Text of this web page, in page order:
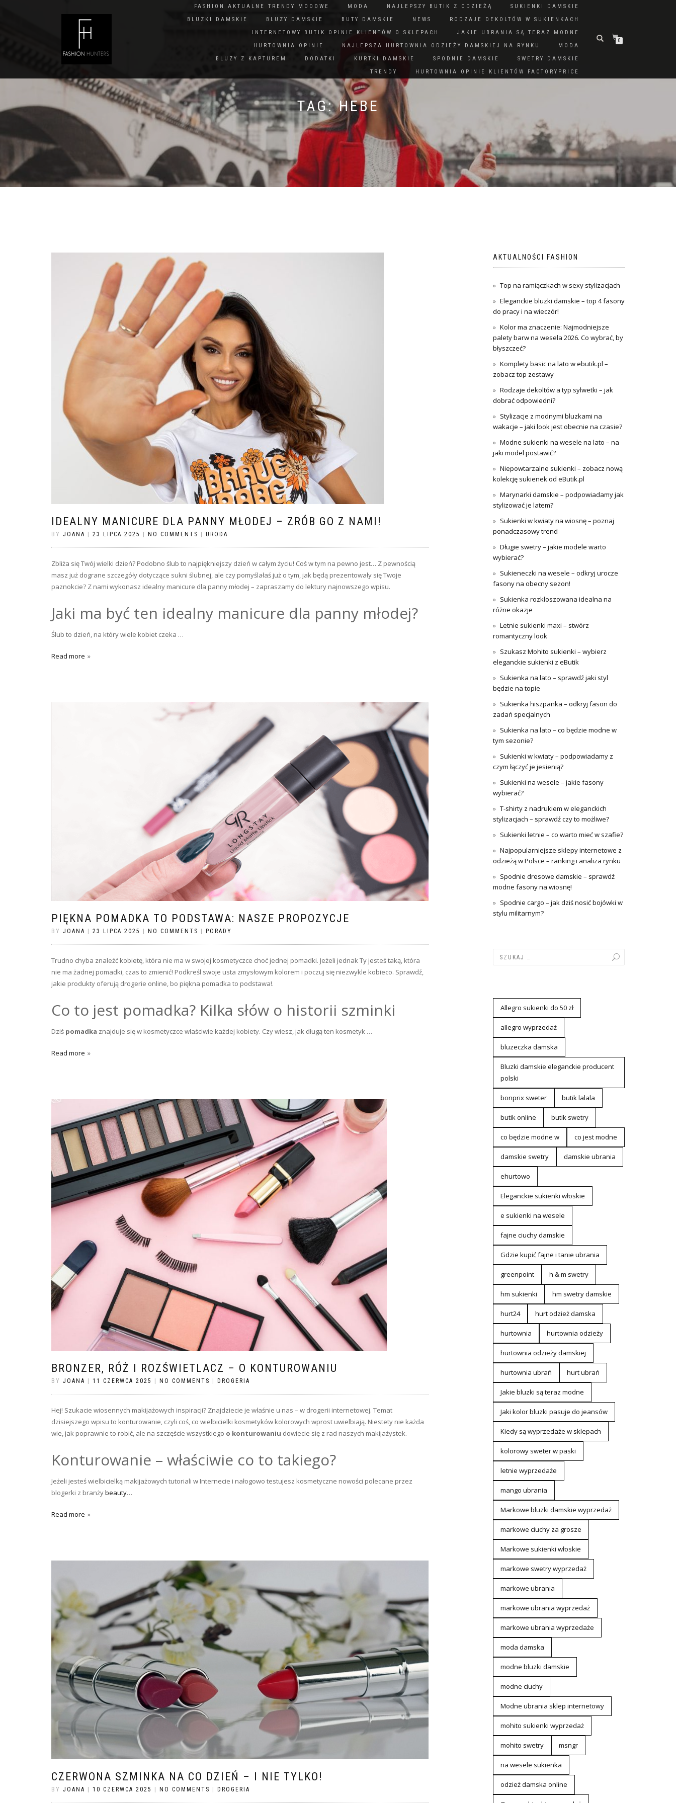
FASHION AKTUALNE TRENDY MODOWE MODA NAJLEPSZY BUTIK Z ODZIEŻĄ
SUKIENKI DAMSKIE
BLUZKI DAMSKIE
BLUZY DAMSKIE BUTY DAMSKIE NEWS
RODZAJE DEKOLTÓW W SUKIENKACH
INTERNETOWY BUTIK OPINIE KLIENTÓW O SKLEPACH
JAKIE UBRANIA SĄ TERAZ MODNE
HURTOWNIA OPINIE
NAJLEPSZA HURTOWNIA ODZIEŻY DAMSKIEJ NA RYNKU
MODA
BLUZY Z KAPTUREM
DODATKI KURTKI DAMSKIE SPODNIE DAMSKIE
SWETRY DAMSKIE
TRENDY
HURTOWNIA OPINIE KLIENTÓW FACTORYPRICE
0
TAG:HEBE
IDEALNY MANICURE DLA PANNY MŁODEJ – ZRÓB GO Z NAMI!
BY JOANA 23 LIPCA 2025 NO COMMENTS URODA
Zbliża się Twój wielki dzień? Podobno ślub to najpiękniejszy dzień w całym życiu! Coś w tym na pewno jest… Z pewnością
masz już dograne szczegóły dotyczące sukni ślubnej, ale czy pomyślałaś już o tym, jak będą prezentowały się Twoje
paznokcie? Z nami wykonasz idealny manicure dla panny młodej – zapraszamy do lektury najnowszego wpisu.
Jaki ma być ten idealny manicure dla panny młodej?
Ślub to dzień, na który wiele kobiet czeka …
Read more
PIĘKNA POMADKA TO PODSTAWA: NASZE PROPOZYCJE
BY JOANA | 23 LIPCA 2025 | NO COMMENTS | PORADY
Trudno chyba znaleźć kobietę, która nie ma w swojej kosmetyczce choć jednej pomadki. Jeżeli jednak Ty jesteś taką, która
nie ma żadnej pomadki, czas to zmienić! Podkreśl swoje usta zmysłowym kolorem i poczuj się niezwykle kobieco. Sprawdź,
jakie produkty oferują drogerie online, bo piękna pomadka to podstawa!.
Co to jest pomadka? Kilka słów o historii szminki
Dziś pomadka znajduje się w kosmetyczce właściwie każdej kobiety. Czy wiesz, jak długą ten kosmetyk …
Read more
BRONZER, RÓŻ I ROZŚWIETLACZ – O KONTUROWANIU
BY JOANA 11 CZERWCA 2025 NO COMMENTS DROGERIA
Hej! Szukacie wiosennych makijażowych inspiracji? Znajdziecie je właśnie u nas – w drogerii internetowej. Temat
dzisiejszego wpisu to konturowanie, czyli coś, co wielbicielki kosmetyków kolorowych wprost uwielbiają. Niestety nie każda
wie, jak poprawnie to robić, ale na szczęście wszystkiego o konturowaniu dowiecie się z rad naszych makijażystek.
Konturowanie – właściwie co to takiego?
Jeżeli jesteś wielbicielką makijażowych tutoriali w Internecie i nałogowo testujesz kosmetyczne nowości polecane przez
blogerki z branżybeauty…
Read more
CZERWONA SZMINKA NA CO DZIEŃ – I NIE TYLKO!
BY JOANA | 10 CZERWCA 2025 | NO COMMENTS | DROGERIA
AKTUALNOŚCI FASHION
Top na ramiączkach w sexy stylizacjach
Eleganckie bluzki damskie – top 4 fasony
do pracy i na wieczór!
Kolor ma znaczenie: Najmodniejsze
palety barw na wesela 2026. Co wybrać, by
błyszczeć?
Komplety basic na lato w ebutik.pl –
zobacz top zestawy
Rodzaje dekoltów a typ sylwetki – jak
dobrać odpowiedni?
Stylizacje z modnymi bluzkami na
wakacje – jaki look jest obecnie na czasie?
Modne sukienki na wesele na lato – na
jaki model postawić?
Niepowtarzalne sukienki – zobacz nową
kolekcję sukienek od eButik.pl
Marynarki damskie – podpowiadamy jak
stylizować je latem?
Sukienki w kwiaty na wiosnę – poznaj
ponadczasowy trend
Długie swetry – jakie modele warto
wybierać?
Sukieneczki na wesele – odkryj urocze
fasony na obecny sezon!
Sukienka rozkloszowana idealna na
różne okazje
Letnie sukienki maxi – stwórz
romantyczny look
Szukasz Mohito sukienki – wybierz
eleganckie sukienki z eButik
Sukienka na lato – sprawdź jaki styl
będzie na topie
Sukienka hiszpanka – odkryj fason do
zadań specjalnych
Sukienka na lato – co będzie modne w
tym sezonie?
Sukienki w kwiaty – podpowiadamy z
czym łączyć je jesienią?
Sukienki na wesele – jakie fasony
wybierać?
T-shirty z nadrukiem w eleganckich
stylizacjach – sprawdź czy to możliwe?
Sukienki letnie – co warto mieć w szafie?
Najpopularniejsze sklepy internetowe z
odzieżą w Polsce – ranking i analiza rynku
Spodnie dresowe damskie – sprawdź
modne fasony na wiosnę!
Spodnie cargo – jak dziś nosić bojówki w
stylu militarnym?
Allegro sukienki do 50 zł
allegro wyprzedaż
bluzeczka damska
Bluzki damskie eleganckie producent
polski
bonprix sweter butik lalala
butik online butik swetry
co będzie modne w co jest modne
damskie swetry damskie ubrania
ehurtowo
Eleganckie sukienki włoskie
e sukienki na wesele
fajne ciuchy damskie
Gdzie kupić fajne i tanie ubrania
greenpoint h & m swetry
hm sukienki hm swetry damskie
hurt24 hurt odzież damska
hurtownia hurtownia odzieży
hurtownia odzieży damskiej
hurtownia ubrań hurt ubrań
Jakie bluzki są teraz modne
Jaki kolor bluzki pasuje do jeansów
Kiedy są wyprzedaże w sklepach
kolorowy sweter w paski
letnie wyprzedaże
mango ubrania
Markowe bluzki damskie wyprzedaż
markowe ciuchy za grosze
Markowe sukienki włoskie
markowe swetry wyprzedaż
markowe ubrania
markowe ubrania wyprzedaż
markowe ubrania wyprzedaże
moda damska
modne bluzki damskie
modne ciuchy
Modne ubrania sklep internetowy
mohito sukienki wyprzedaż
mohito swetry msngr
na wesele sukienka
odzież damska online